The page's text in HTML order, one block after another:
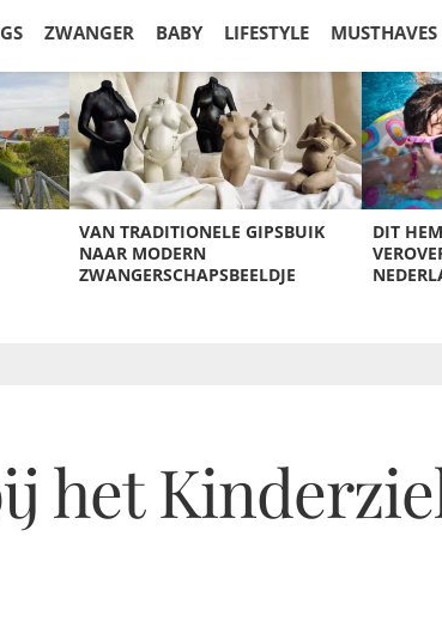
ZWANGER BABY LIFESTYLE MUSTHAVES
VAN TRADITIONELE GIPSBUIK
NAAR MODERN
ZWANGERSCHAPSBEELDJE
DIT
het